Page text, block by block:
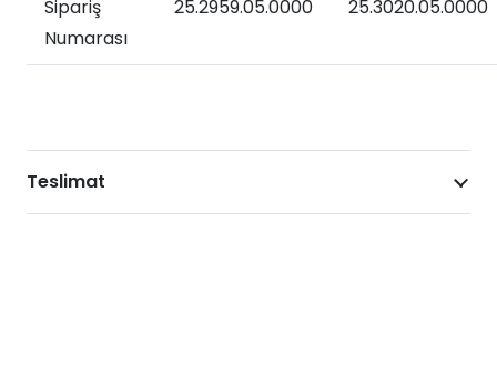
Sipariş
Numarası
25.2959.05.0000 25.3020.05.0000
Teslimat